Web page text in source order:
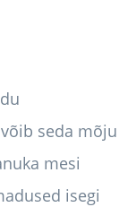
seda mõju
mesi
isegi